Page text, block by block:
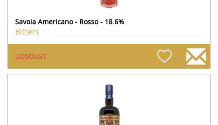
Savoia Americano - Rosso - 18.6%
Bitters
UDSOLGT